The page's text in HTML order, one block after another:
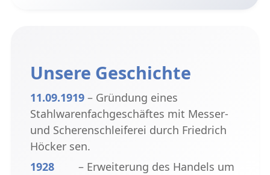
Unsere Geschichte
11.09.1919– Gründung eines
Stahlwarenfachgeschäftes mit Messer-
und Scherenschleiferei durch Friedrich
Höcker sen.
1928
– Erweiterung des Handels um